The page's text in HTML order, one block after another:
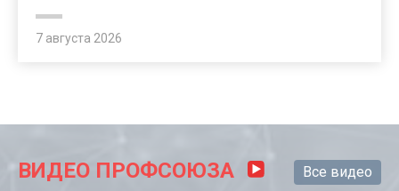
7 августа 2026
ВИДЕО ПРОФСОЮЗА Все видео